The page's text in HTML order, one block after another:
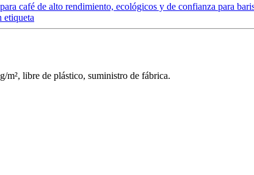
café de alto rendimiento, ecológicos y de confianza para
etiqueta